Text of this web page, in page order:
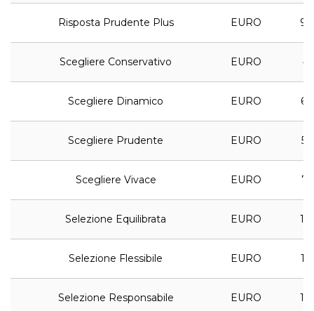
Risposta Prudente Plus EURO
Scegliere Conservativo EURO
Scegliere Dinamico EURO
Scegliere Prudente EURO
Scegliere Vivace EURO
Selezione Equilibrata EURO
Selezione Flessibile EURO
Selezione Responsabile EURO